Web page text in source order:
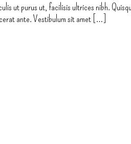
ut purus ut, facilisis ultrices nibh.
ante. Vestibulum sit amet […]